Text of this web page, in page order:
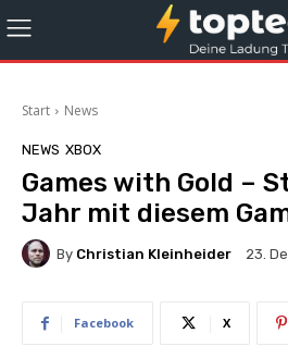
Start News
NEWS XBOX
Games with Gold –
Jahr mit diesem
By Christian Kleinheider 23.
Facebook X